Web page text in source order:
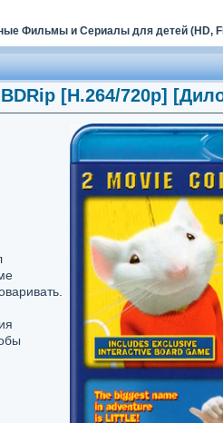
Фильмы и Сериалы для детей (HD,
[H.264/720p]